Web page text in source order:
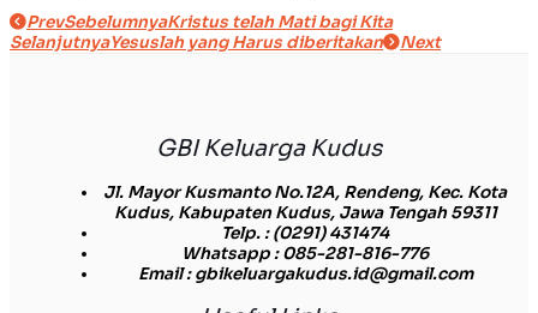
PrevSebelumnyaKristus telah Mati bagi Kita
SelanjutnyaYesuslah yang Harus diberitakan Next
GBI Keluarga Kudus
Jl. Mayor Kusmanto No.12A, Rendeng, Kec. Kota
Kudus, Kabupaten Kudus, Jawa Tengah 59311
Telp.: (0291) 431474
Whatsapp: 085-281-816-776
Email: gbikeluargakudus.id@gmail.com